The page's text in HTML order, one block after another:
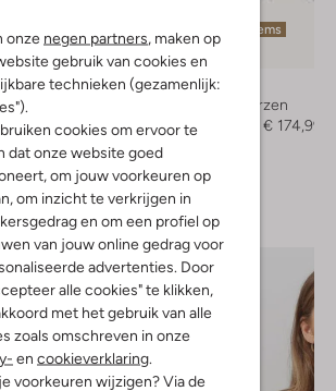
onze negen partners, maken op
gebruik van cookies en
technieken (gezamenlijk:
cookies om ervoor te
dat onze website goed
om jouw voorkeuren op
om inzicht te verkrijgen in
en om een profiel op
van jouw online gedrag voor
advertenties. Door
alle cookies" te klikken,
met het gebruik van alle
zoals omschreven in onze
en cookieverklaring.
voorkeuren wijzigen? Via de
de look
Laatste items
Toral
Hoge laarzen
€ 349,95
€ 174,99